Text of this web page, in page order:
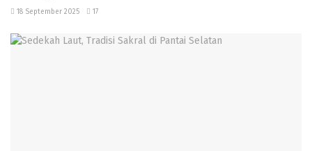
18 September 2025 17